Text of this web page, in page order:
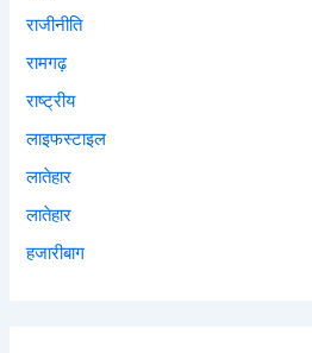
राजीनीति
रामगढ़
राष्ट्रीय
लाइफस्टाइल
लातेहार
लातेहार
हजारीबाग